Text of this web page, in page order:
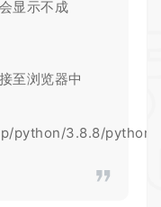
显示不成
至浏览器中
python/3.8.8/python-